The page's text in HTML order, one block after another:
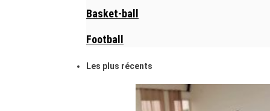
Basket-ball
Football
Les plus récents